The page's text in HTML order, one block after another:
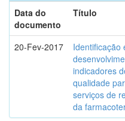
Data do
documento
Título
20-Fev-2017
Identificação
indicadores
qualidade
serviços de
da